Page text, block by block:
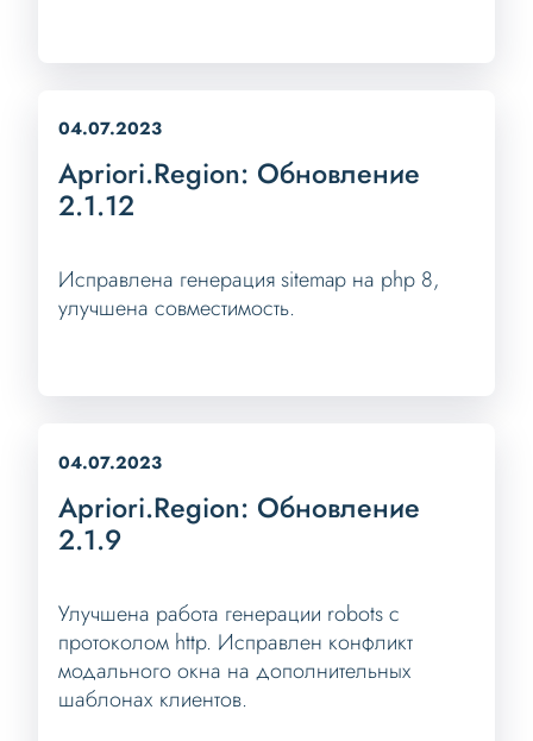
04.07.2023
Apriori.Region: Обновление
2.1.12
Исправлена генерация sitemap на php 8,
улучшена совместимость.
04.07.2023
Apriori.Region: Обновление
2.1.9
Улучшена работа генерации robots с
протоколом http. Исправлен конфликт
модального окна на дополнительных
шаблонах клиентов.